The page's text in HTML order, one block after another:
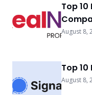
Top
August 8,
Top
August 8,